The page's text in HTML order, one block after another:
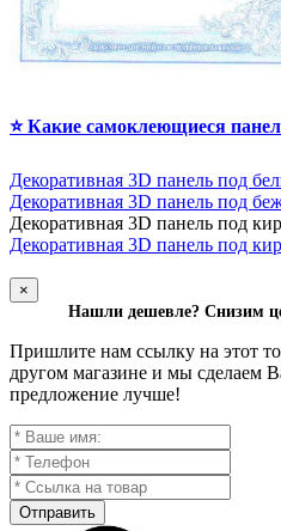
⭐ Какие самоклеющиеся
Декоративная 3D панель под
Декоративная 3D панель под
Декоративная 3D панель под
Декоративная 3D панель под
×
Нашли дешевле? Снизим
Пришлите нам ссылку на этот
другом магазине и мы сделаем
предложение лучше!
Отправить